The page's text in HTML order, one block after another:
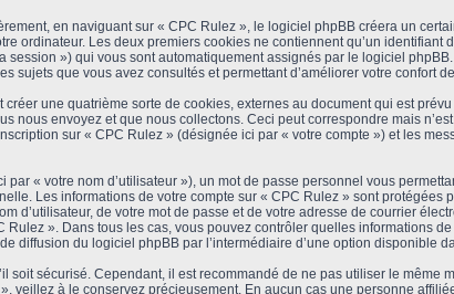
en naviguant sur « CPC Rulez », le logiciel phpBB créera un
ordinateur. Les deux premiers cookies ne contiennent qu’un identifiant
») qui vous sont automatiquement assignés par le logiciel
sujets que vous avez consultés et permettant d’améliorer votre confort
une quatrième sorte de cookies, externes au document qui est
nous envoyez et que nous collectons. Ceci peut correspondre mais
sur « CPC Rulez » (désignée ici par « votre compte ») et les
« votre nom d’utilisateur »), un mot de passe personnel vous
Les informations de votre compte sur « CPC Rulez » sont
d’utilisateur, de votre mot de passe et de votre adresse de courrier
». Dans tous les cas, vous pouvez contrôler quelles informations
diffusion du logiciel phpBB par l’intermédiaire d’une option disponible
soit sécurisé. Cependant, il est recommandé de ne pas utiliser le même
veillez à le conservez précieusement. En aucun cas une personne